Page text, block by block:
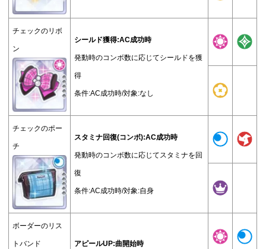
チェックのリボ
ン
シールド獲得:AC成功時
発動時のコンボ数に応じてシールドを獲
得
条件:AC成功時/対象:なし
チェックのポー
チ
スタミナ回復(コンボ):AC成功時
発動時のコンボ数に応じてスタミナを回
復
条件:AC成功時/対象:自身
ボーダーのリス
トバンド アピールUP:曲開始時